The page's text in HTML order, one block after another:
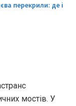
перекрили: де і
мостів. У